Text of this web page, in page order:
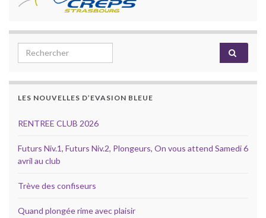
Search for:
LES NOUVELLES D’EVASION BLEUE
RENTREE CLUB 2026
Futurs Niv.1, Futurs Niv.2, Plongeurs, On vous attend Samedi 6
avril au club
Trève des confiseurs
Quand plongée rime avec plaisir